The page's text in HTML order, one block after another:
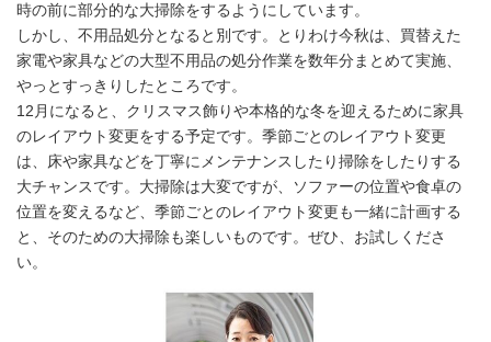
時の前に部分的な大掃除をするようにしています。
しかし、不用品処分となると別です。とりわけ今秋は、買替えた
家電や家具などの大型不用品の処分作業を数年分まとめて実施、
やっとすっきりしたところです。
12月になると、クリスマス飾りや本格的な冬を迎えるために家具
のレイアウト変更をする予定です。季節ごとのレイアウト変更
は、床や家具などを丁寧にメンテナンスしたり掃除をしたりする
大チャンスです。大掃除は大変ですが、ソファーの位置や食卓の
位置を変えるなど、季節ごとのレイアウト変更も一緒に計画する
と、そのための大掃除も楽しいものです。ぜひ、お試しくださ
い。